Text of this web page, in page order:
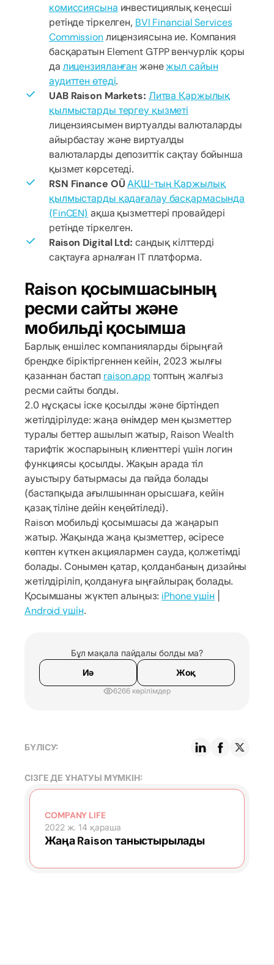
комиссиясына инвестициялық кеңесші
ретінде тіркелген, BVI Financial Services
Commissionлицензиясына ие. Компания
басқаратын Element GTPP венчурлік қоры
да лицензияланған жәнежыл сайын
аудиттен өтеді.
UAB Raison Markets: Литва Қаржылық
қылмыстарды тергеу қызметі
лицензиясымен виртуалды валюталарды
айырбастау және виртуалды
валюталарды депозиттік сақтау бойынша
қызмет көрсетеді.
RSN Finance OÜ АҚШ-тың Қаржылық
қылмыстарды қадағалау басқармасында
(FinCEN) ақша қызметтері провайдері
ретінде тіркелген.
Raison Digital Ltd: сандық кілттерді
сақтауға арналған IT платформа.
Raison қосымшасының
ресми сайты және
мобильді қосымша
Барлық еншілес компанияларды бірыңғай
брендке біріктіргеннен кейін, 2023 жылғы
қазаннан бастап raison.app топтың жалғыз
ресми сайты болды.
2.0 нұсқасы іске қосылды және біртіндеп
жетілдірілуде: жаңа өнімдер мен қызметтер
туралы беттер ашылып жатыр, Raison Wealth
тарифтік жоспарының клиенттері үшін логин
функциясы қосылды. Жақын арада тіл
ауыстыру батырмасы да пайда болады
(бастапқыда ағылшыннан орысшаға, кейін
қазақ тіліне дейін кеңейтіледі).
Raison мобильді қосымшасы да жаңарып
жатыр. Жақында жаңа қызметтер, әсіресе
көптен күткен акциялармен сауда, қолжетімді
болады. Сонымен қатар, қолданбаның дизайны
жетілдіріліп, қолдануға ыңғайлырақ болады.
Қосымшаны жүктеп алыңыз: iPhone үшін|
Android үшін.
Бұл мақала пайдалы болды ма?
Иә
Жоқ
6266 көрілімдер
БҮЛІСУ:
СІЗГЕ ДЕ ҰНАТУЫ МҮМКІН:
COMPANY LIFE
2022 ж. 14 қараша
Жаңа Raison таныстырылады